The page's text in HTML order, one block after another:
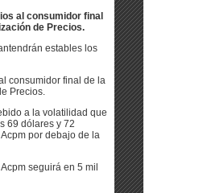
al consumidor final
de Precios.
estables los
consumidor final de la
Precios.
a la volatilidad que
69 dólares y 72
por debajo de la
seguirá en 5 mil